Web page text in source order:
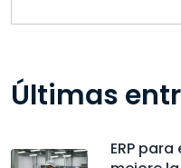
Últimas
ERP